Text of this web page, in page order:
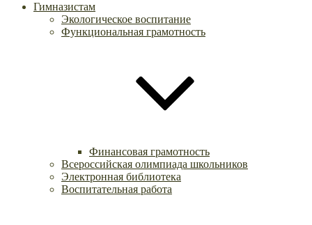
Гимназистам
Экологическое воспитание
Функциональная грамотность
Финансовая грамотность
Всероссийская олимпиада школьников
Электронная библиотека
Воспитательная работа